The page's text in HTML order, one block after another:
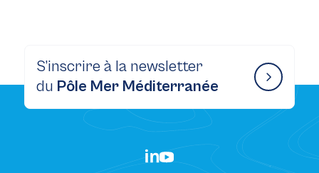
S’inscrire à la newsletter
du Pôle Mer Méditerranée